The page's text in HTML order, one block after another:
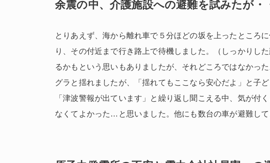
余震の中、介護施設への避難を試みたが・
とりあえず、海から離れ車で５分ほどの坂を上ったところ
り、その付近まで行き路上で待機しました。（しっかりし
るかもという思いもありましたが、それどころではなかっ
グラと揺れましたが、「揺れてもここなら安心だよ」と子
「津波警報が出ています」と繰り返し聞こえる中、気が付
なくてよかった … と思いました。他にも数台の車が避難して